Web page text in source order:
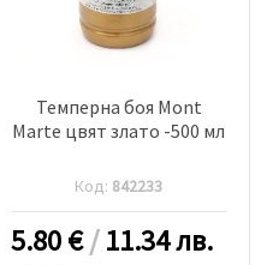
Темперна боя Mont
Marte цвят злато -500 мл
Код: 842233
5.80€/11.34 лв.